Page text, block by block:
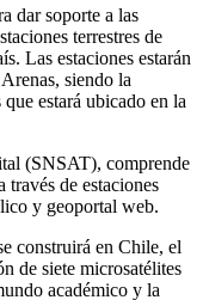
dar soporte a las
terrestres de
Las estaciones estarán
siendo la
estará ubicado en la
(SNSAT), comprende
través de estaciones
y geoportal web.
construirá en Chile, el
de siete microsatélites
académico y la